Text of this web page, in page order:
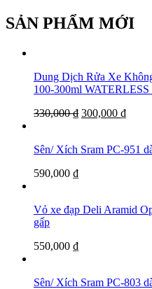
SẢN PHẨM MỚI
Dung Dịch Rửa Xe
100-300ml
330,000₫ 300,000 ₫
Sên/ Xích Sram PC-951
590,000 ₫
Vỏ xe đạp Deli Aramid
gấp
550,000 ₫
Sên/ Xích Sram PC-803